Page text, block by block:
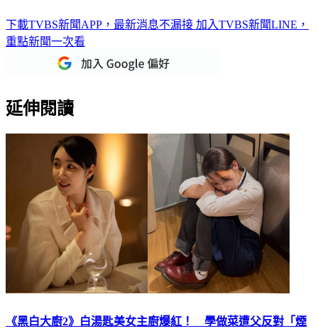
下載TVBS新聞APP，最新消息不漏接 加入TVBS新聞LINE，
重點新聞一次看
延伸閱讀
《黑白大廚2》白湯匙美女主廚爆紅！ 學做菜遭父反對「煙